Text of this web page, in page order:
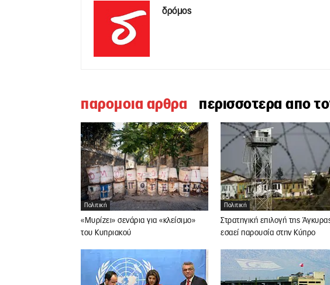
δρόμος
παρομοια αρθρα περισσοτερα απο
Πολιτική
«Μυρίζει» σενάρια για «κλείσιμο»
του Κυπριακού
Πολιτική
Στρατηγική επιλογή της
εσαεί παρουσία στην Κύπρο